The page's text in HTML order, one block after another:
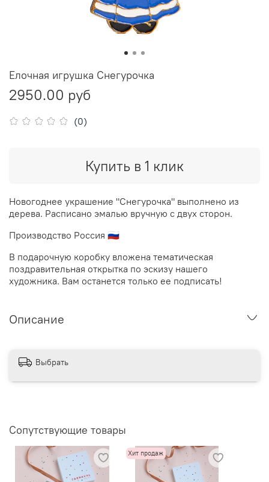
(0)
Елочная игрушка Снегурочка
2950.00 руб
Купить в 1 клик
Новогоднее украшение "Снегурочка" выполнено из
дерева. Расписано эмалью вручную с двух сторон.
Производство Россия 🇷🇺
В подарочную коробку вложена тематическая
поздравительная открытка по эскизу нашего
художника. Вам останется только ее подписать!
Описание
Выбрать
Сопутствующие товары
Хит продаж